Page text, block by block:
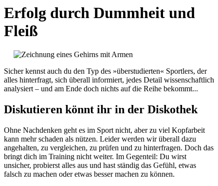
Erfolg durch Dummheit und
Fleiß
Sicher kennst auch du den Typ des »überstudierten« Sportlers, der
alles hinterfragt, sich überall informiert, jedes Detail wissenschaftlich
analysiert – und am Ende doch nichts auf die Reihe bekommt...
Diskutieren könnt ihr in der Diskothek
Ohne Nachdenken geht es im Sport nicht, aber zu viel Kopfarbeit
kann mehr schaden als nützen. Leider werden wir überall dazu
angehalten, zu vergleichen, zu prüfen und zu hinterfragen. Doch das
bringt dich im Training nicht weiter. Im Gegenteil: Du wirst
unsicher, probierst alles aus und hast ständig das Gefühl, etwas
falsch zu machen oder etwas besser machen zu können.